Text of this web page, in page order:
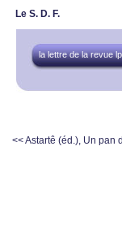
Le S. D. F.
la lettre de la revue
<< Astartê (éd.), Un pan